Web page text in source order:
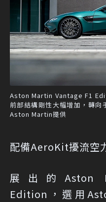
Aston Martin Vantage F1
前部結構剛性大幅增加，轉
Aston Martin提供
配備AeroKit擾流空
展出的Aston
Edition，選用